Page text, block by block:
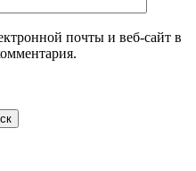
почты и веб-сайт в